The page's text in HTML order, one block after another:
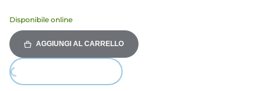
Disponibile online
AGGIUNGI AL CARRELLO